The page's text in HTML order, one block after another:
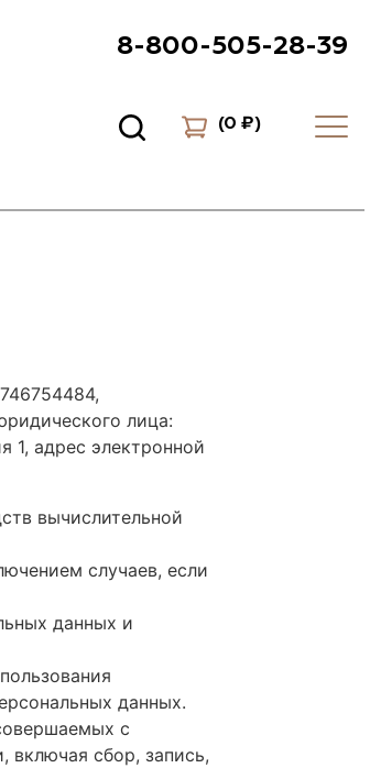
8-800-505-28-39
(0 ₽)
лица:
1, адрес электронной
вычислительной
случаев, если
данных и
данных.
с
включая сбор, запись,